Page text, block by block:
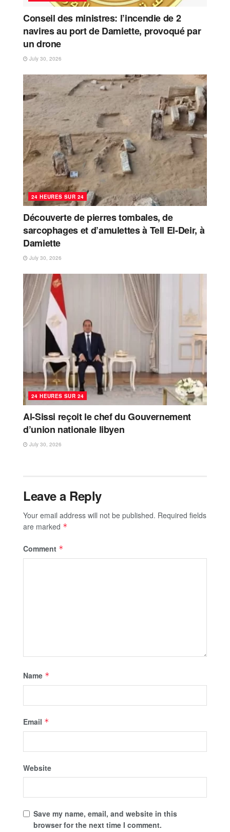
Conseil des ministres: l’incendie de 2
navires au port de Damiette, provoqué par
un drone
July 30, 2026
24 HEURES SUR 24
Découverte de pierres tombales, de
sarcophages et d’amulettes à Tell El-Deir, à
Damiette
July 30, 2026
24 HEURES SUR 24
Al-Sissi reçoit le chef du Gouvernement
d’union nationale libyen
July 30, 2026
Leave a Reply
Your email address will not be published. Required fields
are marked *
Comment *
Name *
Email *
Website
Save my name, email, and website in this
browser for the next time I comment.